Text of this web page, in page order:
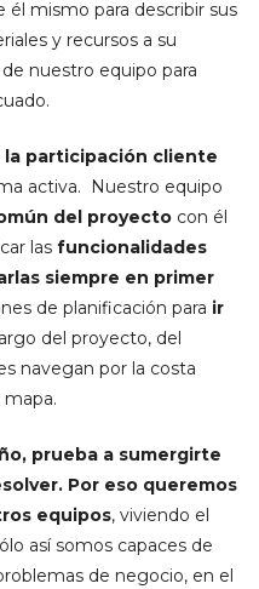
mismo para describir sus
y recursos a su
nuestro equipo para
la participación cliente
activa. Nuestro equipo
del proyecto con él
las funcionalidades
siempre en primer
de planificación para ir
del proyecto, del
navegan por la costa
prueba a sumergirte
Por eso queremos
equipos, viviendo el
así somos capaces de
de negocio, en el